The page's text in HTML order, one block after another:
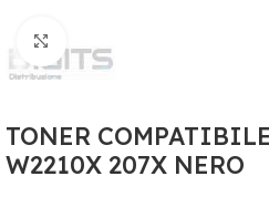
TONER
W2210X 207X NERO